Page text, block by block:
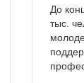
До
тыс.